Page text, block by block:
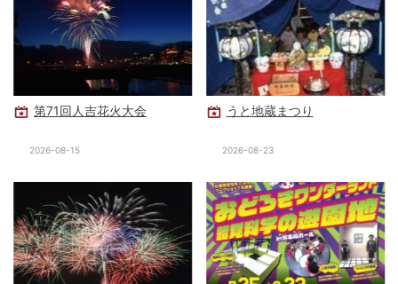
第71回人吉花火大会
2026-08-15
うと地蔵まつり
2026-08-23